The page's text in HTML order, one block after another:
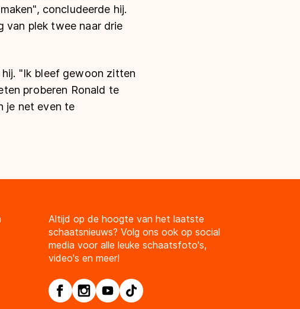
concludeerde hij.
van plek twee naar drie
"Ik bleef gewoon zitten
proberen Ronald te
je net even te
Altijd op de hoogte van het laatste
schaatsnieuws? Volg ons ook op social
media voor alle leuke schaatsfoto's,
video's en meer!